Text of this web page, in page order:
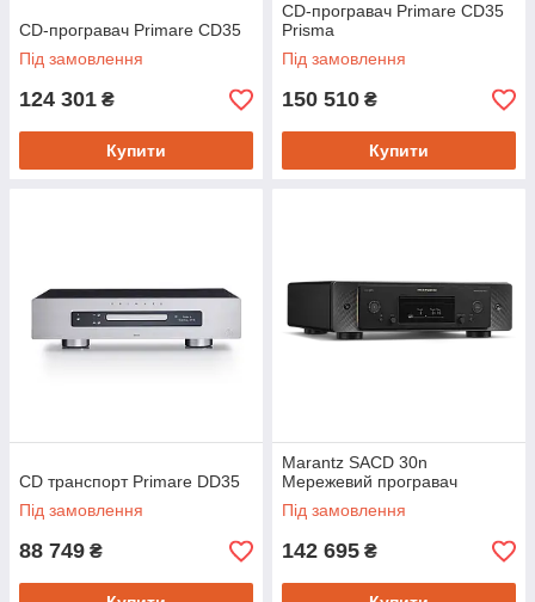
CD-програвач Primare CD35
Під замовлення
124 301 ₴
Купити
CD-програвач Primare CD35
Prisma
Під замовлення
150 510 ₴
Купити
CD транспорт Primare DD35
Під замовлення
88 749 ₴
Marantz SACD 30n
Мережевий програвач
Під замовлення
142 695 ₴